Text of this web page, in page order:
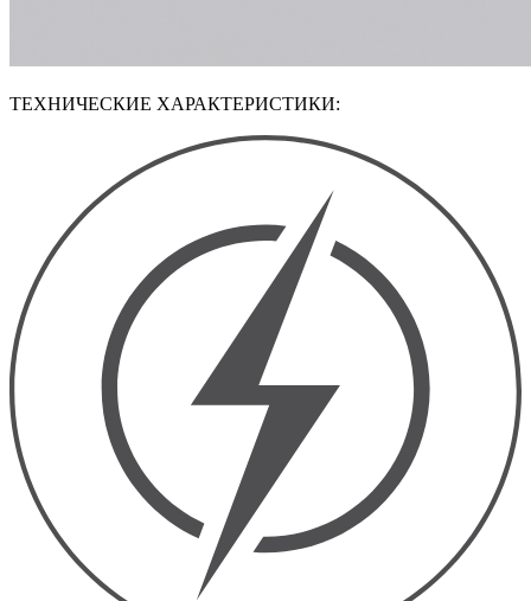
ТЕХНИЧЕСКИЕ ХАРАКТЕРИСТИКИ: